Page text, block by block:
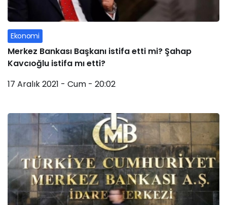
Ekonomi
Merkez Bankası Başkanı istifa etti mi? Şahap
Kavcıoğlu istifa mı etti?
17 Aralık 2021 - Cum - 20:02